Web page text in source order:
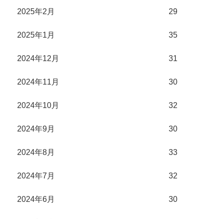
2025年2月 29
2025年1月 35
2024年12月 31
2024年11月 30
2024年10月 32
2024年9月 30
2024年8月 33
2024年7月 32
2024年6月 30